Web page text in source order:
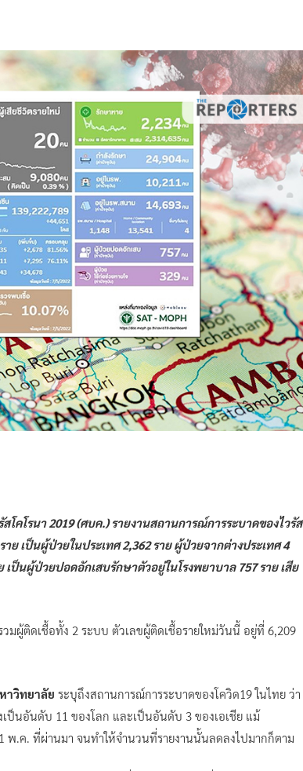
คโรนา 2019 (ศบค.) รายงานสถานการณ์การระบาดของไวรัส
ย เป็นผู้ป่วยในประเทศ 2,362 ราย ผู้ป่วยจากต่างประเทศ 4
เป็นผู้ป่วยปอดอักเสบรักษาตัวอยู่ในโรงพยาบาล 757 ราย เสีย
มผู้ติดเชื้อทั้ง 2 ระบบ ตัวเลขผู้ติดเชื้อรายใหม่วันนี้ อยู่ที่ 6,209
าวิทยาลัย ระบุถึงสถานการณ์การระบาดของโควิด19 ในไทย ว่า
ป็นอันดับ 11 ของโลก และเป็นอันดับ 3 ของเอเชีย แม้
พ.ค. ที่ผ่านมา จนทำให้จำนวนที่รายงานนั้นลดลงไปมากก็ตาม